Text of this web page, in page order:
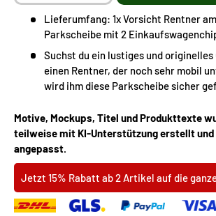
Lieferumfang: 1x Vorsicht Rentner
Parkscheibe mit 2
Suchst du ein lustiges und originelles
einen Rentner, der noch sehr mobil
wird ihm diese Parkscheibe sicher
Motive, Mockups, Titel und Produkttexte
teilweise mit KI-Unterstützung erstellt
angepasst.
Jetzt 15% Rabatt ab 2 Artikel auf die